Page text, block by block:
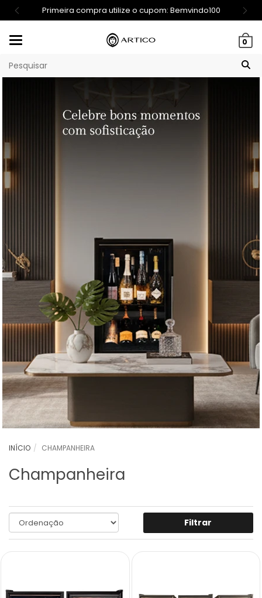
Primeira compra utilize o cupom: Bemvindo100
0
INÍCIO CHAMPANHEIRA
Champanheira
Filtrar